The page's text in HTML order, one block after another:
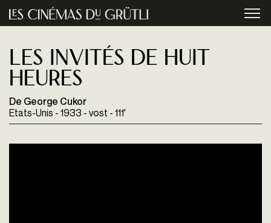
Aller au contenu principal
Les Invités de huit
heures
De George Cukor
Etats-Unis - 1933 - vost - 111'